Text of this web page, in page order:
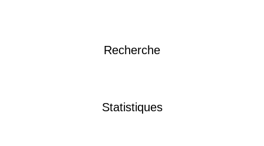
Recherche
Statistiques